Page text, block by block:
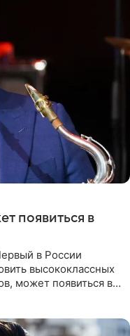
появиться в
в России
высококлассных
может появиться в